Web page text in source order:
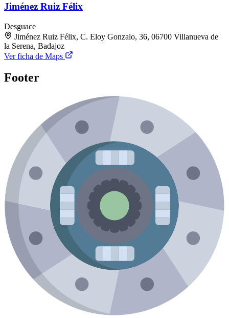
Jiménez Ruiz Félix
Desguace
Jiménez Ruiz Félix, C. Eloy Gonzalo, 36, 06700 Villanueva de
la Serena, Badajoz
Ver ficha de Maps
Footer